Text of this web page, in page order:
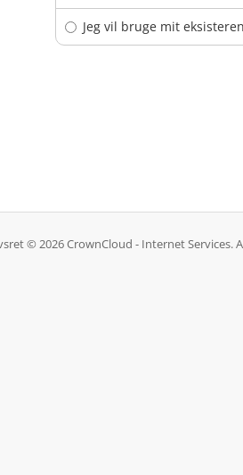
Jeg vil bruge mit
© 2026 CrownCloud - Internet Services.